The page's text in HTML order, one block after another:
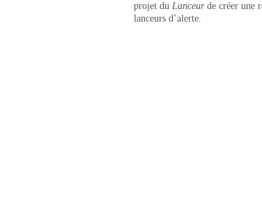
projet du Lanceurde créer une
lanceurs d’alerte.